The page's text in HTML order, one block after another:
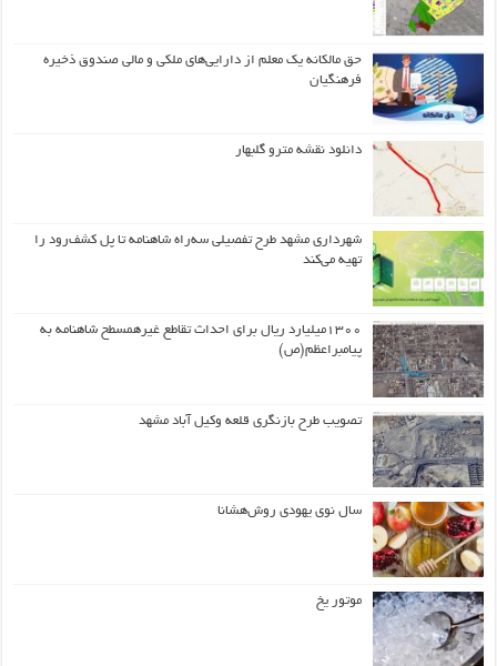
حق مالکانه یک معلم از دارایی‌های ملکی و مالی صندوق ذخیره
فرهنگیان
دانلود نقشه مترو گلبهار
شهرداری مشهد طرح تفصیلی سه‌راه شاهنامه تا پل کشف‌رود را
تهیه می‌کند
۱۳۰۰میلیارد ریال برای احداث تقاطع غیرهمسطح شاهنامه به
پیامبراعظم(ص)
تصویب طرح بازنگری قلعه وکیل آباد مشهد
سال نوی یهودی روش‌هشانا
موتور یخ